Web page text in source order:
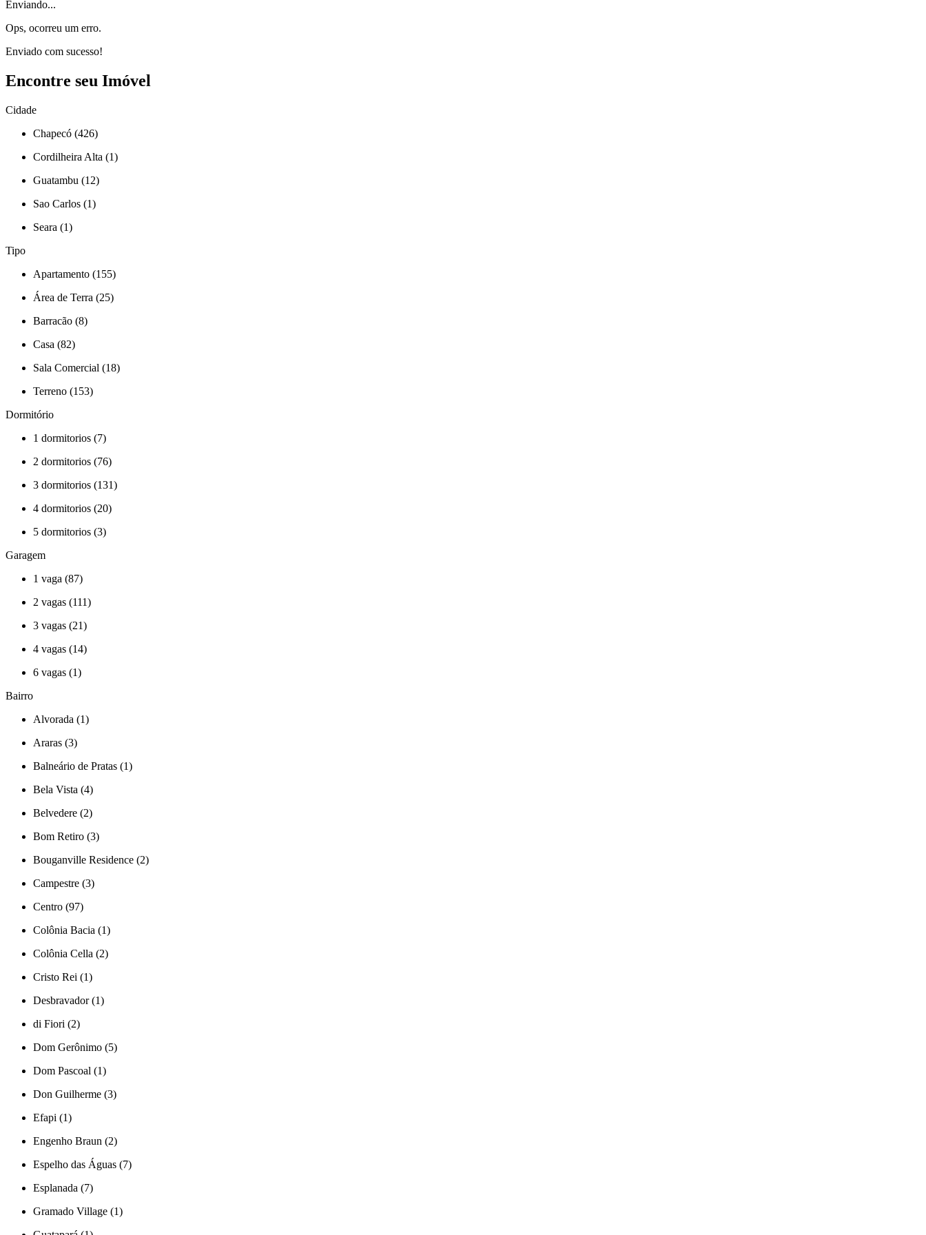
Enviando...
Ops, ocorreu um erro.
Enviado com sucesso!
Encontre seu Imóvel
Cidade
Chapecó (426)
Cordilheira Alta (1)
Guatambu (12)
Sao Carlos (1)
Seara (1)
Tipo
Apartamento (155)
Área de Terra (25)
Barracão (8)
Casa (82)
Sala Comercial (18)
Terreno (153)
Dormitório
1 dormitorios (7)
2 dormitorios (76)
3 dormitorios (131)
4 dormitorios (20)
5 dormitorios (3)
Garagem
1 vaga (87)
2 vagas (111)
3 vagas (21)
4 vagas (14)
6 vagas (1)
Bairro
Alvorada (1)
Araras (3)
Balneário de Pratas (1)
Bela Vista (4)
Belvedere (2)
Bom Retiro (3)
Bouganville Residence (2)
Campestre (3)
Centro (97)
Colônia Bacia (1)
Colônia Cella (2)
Cristo Rei (1)
Desbravador (1)
di Fiori (2)
Dom Gerônimo (5)
Dom Pascoal (1)
Don Guilherme (3)
Efapi (1)
Engenho Braun (2)
Espelho das Águas (7)
Esplanada (7)
Gramado Village (1)